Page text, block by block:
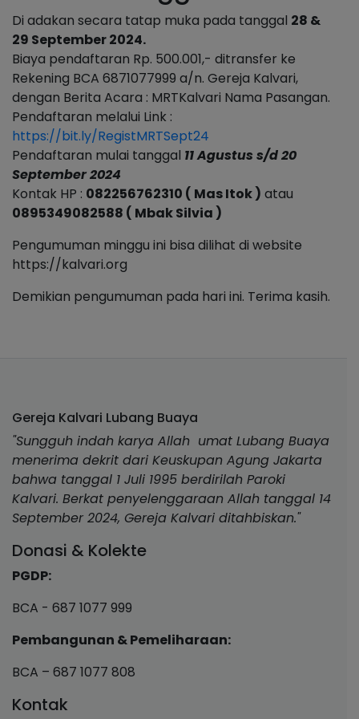
Di adakan secara tatap muka pada tanggal 28 &
29 September 2024.
Biaya pendaftaran Rp. 500.001,- ditransfer ke
Rekening BCA 6871077999 a/n. Gereja Kalvari,
dengan Berita Acara : MRTKalvari Nama Pasangan.
Pendaftaran melalui Link :
https://bit.ly/RegistMRTSept24
Pendaftaran mulai tanggal 11 Agustus s/d 20
September 2024
Kontak HP : 082256762310 ( Mas Itok ) atau
0895349082588 ( Mbak Silvia )
Pengumuman minggu ini bisa dilihat di website
https://kalvari.org
Demikian pengumuman pada hari ini. Terima kasih.
Gereja Kalvari Lubang Buaya
"Sungguh indah karya Allah umat Lubang Buaya
menerima dekrit dari Keuskupan Agung Jakarta
bahwa tanggal 1 Juli 1995 berdirilah Paroki
Kalvari. Berkat penyelenggaraan Allah tanggal 14
September 2024, Gereja Kalvari ditahbiskan."
Donasi & Kolekte
PGDP:
BCA - 687 1077 999
Pembangunan & Pemeliharaan:
BCA – 687 1077 808
Kontak